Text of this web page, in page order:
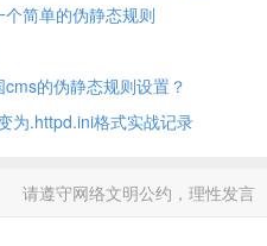
个简单的伪静态规则
的伪静态规则设置？
为.httpd.ini格式实战记录
请遵守网络文明公约，理性发言